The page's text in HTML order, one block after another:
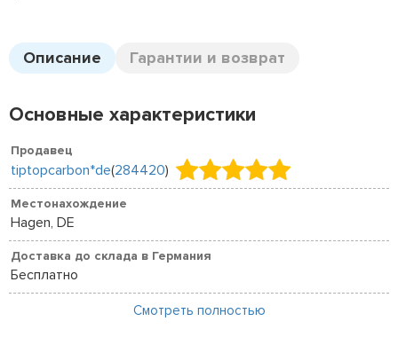
Описание Гарантии и возврат
Основные характеристики
Продавец
tiptopcarbon*de(284420)
Местонахождение
Hagen, DE
Доставка до склада в Германия
Бесплатно
Смотреть полностью